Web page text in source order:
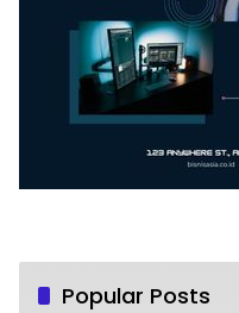
Popular Posts